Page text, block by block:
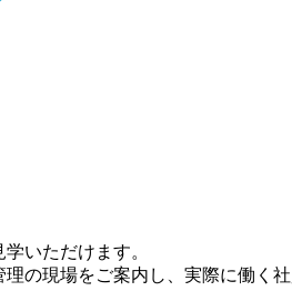
いただけます。
の現場をご案内し、実際に働く